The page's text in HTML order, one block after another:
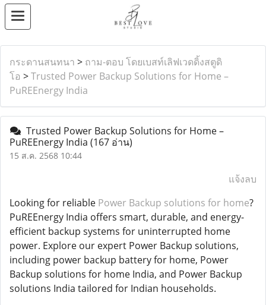
กระดานสนทนา > ถาม-ตอบ โดยเบสท์เลิฟเวดดิ้งสตูดิ
โอ >Trusted Power Backup Solutions for Home –
PuREEnergy India
Trusted Power Backup Solutions for Home –
PuREEnergy India (167 อ่าน)
15 ส.ค. 2568 10:44
แจ้งลบ
Looking for reliable Power Backup solutions for home?
PuREEnergy India offers smart, durable, and energy-
efficient backup systems for uninterrupted home
power. Explore our expert Power Backup solutions,
including power backup battery for home, Power
Backup solutions for home India, and Power Backup
solutions India tailored for Indian households.